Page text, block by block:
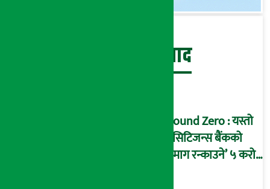
बेथिति मुर्दाबाद
Ground Zero : यस्तो
छ सिटिजन्स बैंकको
‘दिमाग रन्काउने’ ५ करोड